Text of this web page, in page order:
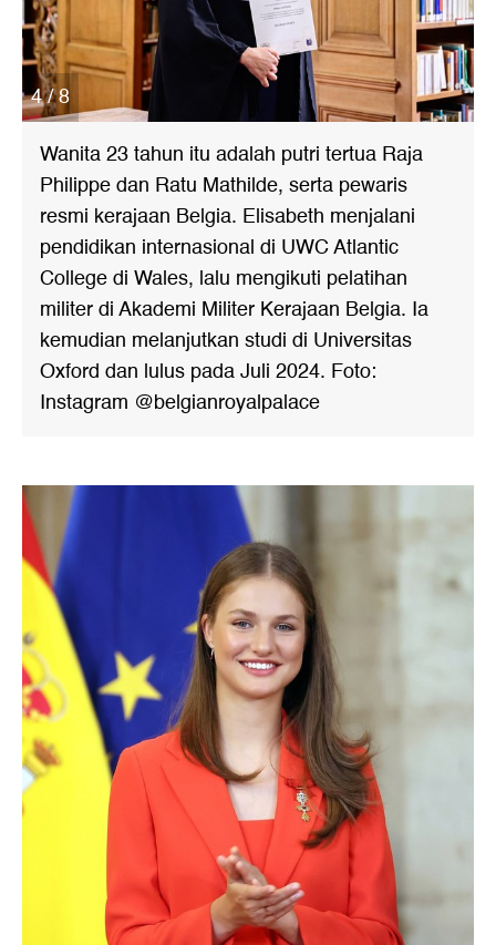
4 / 8
Wanita 23 tahun itu adalah putri tertua Raja
Philippe dan Ratu Mathilde, serta pewaris
resmi kerajaan Belgia. Elisabeth menjalani
pendidikan internasional di UWC Atlantic
College di Wales, lalu mengikuti pelatihan
militer di Akademi Militer Kerajaan Belgia. Ia
kemudian melanjutkan studi di Universitas
Oxford dan lulus pada Juli 2024. Foto:
Instagram @belgianroyalpalace